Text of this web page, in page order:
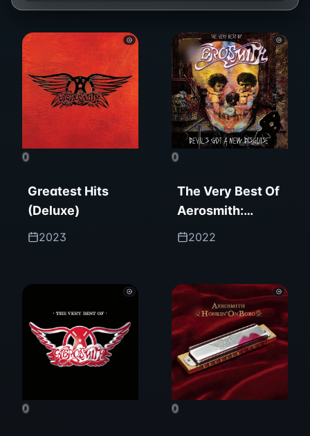
0
Greatest Hits
(Deluxe)
2023
0
The Very Best Of
Aerosmith:
Devil's Got A
2022
0 0